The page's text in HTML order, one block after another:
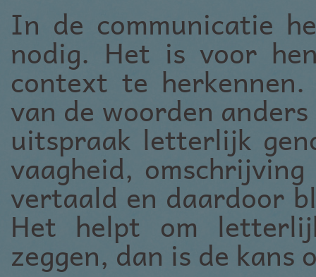
In de communicatie
nodig. Het is voor
context te
van de woorden
uitspraak letterlijk
vaagheid,
vertaald en daardoor
Het helpt om
zeggen, dan is de kans